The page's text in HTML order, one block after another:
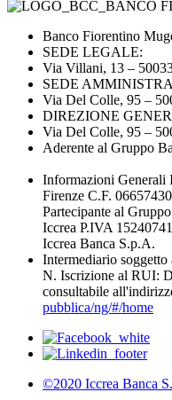
Banco Fiorentino
SEDE LEGALE:
Via Villani, 13 –
SEDE
Via Del Colle, 95 –
DIREZIONE
Via Del Colle, 95 –
Aderente al Gruppo
Informazioni Generali
Firenze C.F.
Partecipante al
Iccrea P.IVA
Iccrea Banca S.p.A.
Intermediario
N. Iscrizione al RUI:
consultabile
pubblica/ng/#/home
©2020 Iccrea Banca